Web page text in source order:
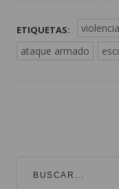
ETIQUETAS: violencia
ataque armado